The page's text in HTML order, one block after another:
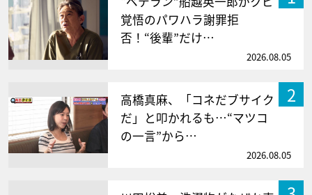
覚悟のパワハラ謝罪拒
否！“後輩”だけ…
2026.08.05
2
高橋真麻、「コネだブサイク
だ」と叩かれるも…“マツコ
の一言”から…
2026.08.05